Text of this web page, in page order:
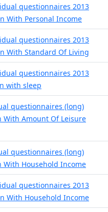
questionnaires 2013
With Personal Income
questionnaires 2013
With Standard Of Living
questionnaires 2013
with sleep
questionnaires (long)
With Amount Of Leisure
questionnaires (long)
With Household Income
questionnaires 2013
With Household Income